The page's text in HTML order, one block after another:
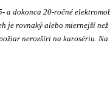
dokonca 20-ročné
je rovnaký alebo miernejší
nerozšíri na karosériu. Na